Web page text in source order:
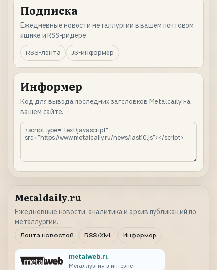
Подписка
Ежедневные новости металлургии в вашем почтовом
ящике и RSS-ридере.
RSS-лента
JS-информер
Информер
Код для вывода последних заголовков Metaldaily на
вашем сайте.
Metaldaily.ru
Ежедневные новости, аналитика и архив публикаций по
металлургии.
Лента новостей
RSS/XML Информер
metalweb.ru
Металлургия в интернет